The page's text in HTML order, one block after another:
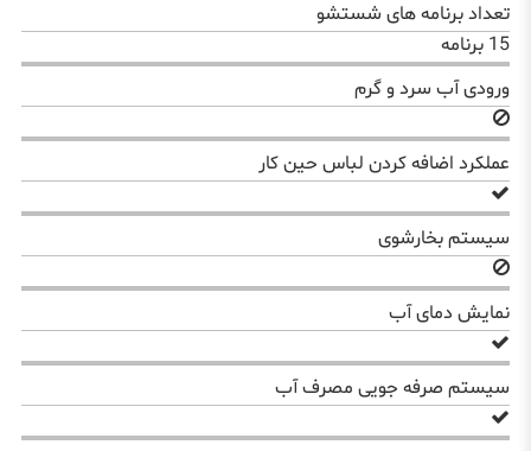
تعداد برنامه های شستشو
15 برنامه
ورودی آب سرد و گرم
عملکرد اضافه کردن لباس حین کار
سیستم بخارشوی
نمایش دمای آب
سیستم صرفه جویی مصرف آب